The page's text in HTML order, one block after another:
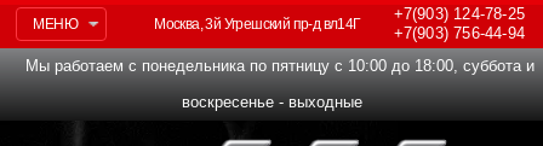
МЕНЮ
+7(903)124-78-25
+7(903)756-44-94
Москва, 3й Угрешский пр-д вл14Г
Мы работаем с понедельника по пятницу с 10:00 до 18:00, суббота и
воскресенье - выходные